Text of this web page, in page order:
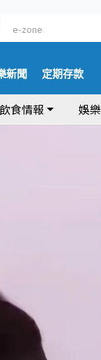
e-zone
新聞 定期存款
飲食情報 娛樂